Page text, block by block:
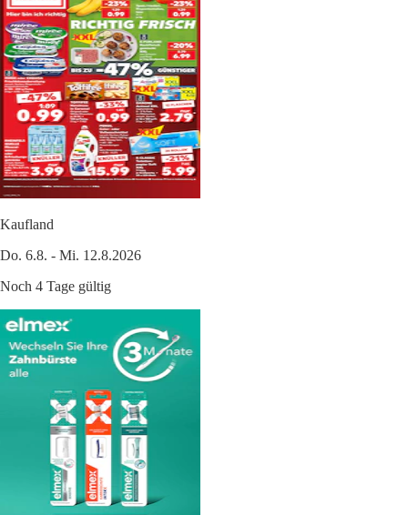
Kaufland
Do. 6.8. - Mi. 12.8.2026
Noch 4 Tage gültig